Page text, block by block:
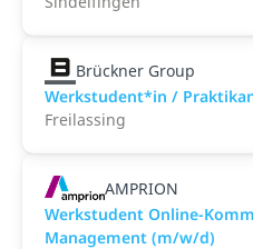
Brückner Group
Werkstudent*in /
Freilassing
AMPRION
Werkstudent Online-
Management (m/w/d)